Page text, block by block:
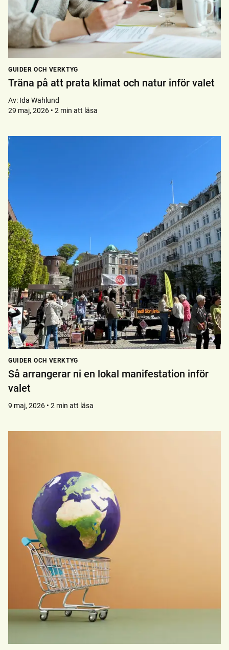
GUIDER OCH VERKTYG
Träna på att prata klimat och natur inför valet
Av: Ida Wahlund
29 maj, 2026 • 2 min att läsa
GUIDER OCH VERKTYG
Så arrangerar ni en lokal manifestation inför
valet
9 maj, 2026 • 2 min att läsa